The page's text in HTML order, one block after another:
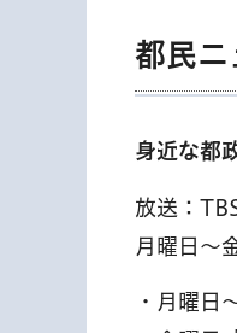
都民ニ
身近な都
放送：
月曜日～
・月曜日